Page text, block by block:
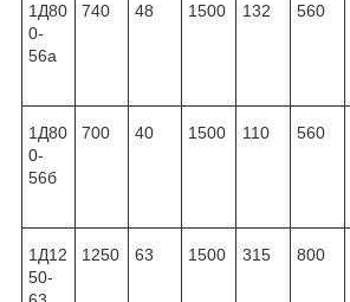
1Д80
0-
56а
740 48 1500 132 560
1Д80
0-
56б
700 40 1500 110 560
1Д12
50-
1250 63 1500 315 800